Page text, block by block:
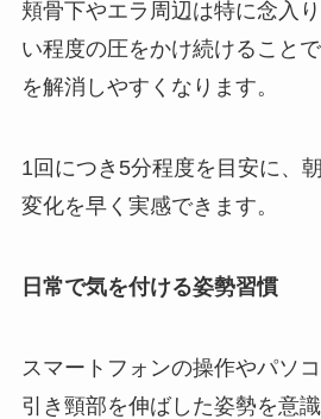
頬骨下やエラ周辺は特に念入
い程度の圧をかけ続けること
を解消しやすくなります。
1回につき5分程度を目安に、
変化を早く実感できます。
日常で気を付ける姿勢習慣
スマートフォンの操作やパソ
引き頸部を伸ばした姿勢を意